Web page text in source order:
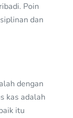
Poin
dan
dengan
kas adalah
itu